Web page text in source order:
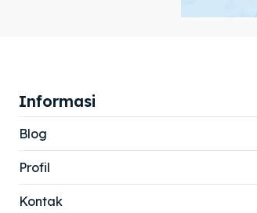
Informasi
Blog
Profil
Kontak